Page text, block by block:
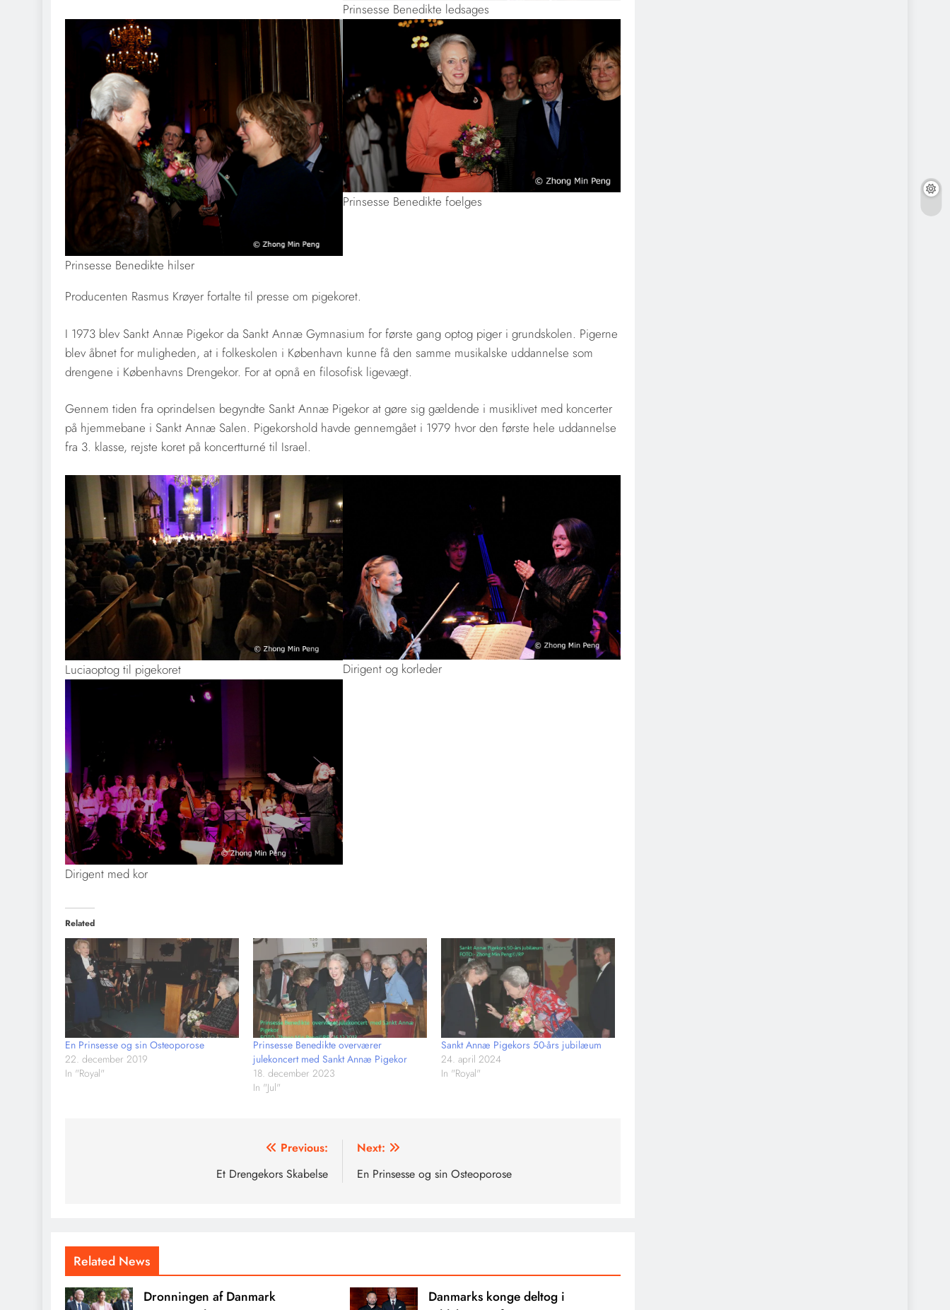
Prinsesse Benedikte ledsages
Prinsesse Benedikte hilser
Prinsesse Benedikte foelges
Producenten Rasmus Krøyer fortalte til presse om pigekoret.
I 1973 blev Sankt Annæ Pigekor da Sankt Annæ Gymnasium for første gang optog piger i grundskolen. Pigerne
blev åbnet for muligheden, at i folkeskolen i København kunne få den samme musikalske uddannelse som
drengene i Københavns Drengekor. For at opnå en filosofisk ligevægt.
Gennem tiden fra oprindelsen begyndte Sankt Annæ Pigekor at gøre sig gældende i musiklivet med koncerter
på hjemmebane i Sankt Annæ Salen. Pigekorshold havde gennemgået i 1979 hvor den første hele uddannelse
fra 3. klasse, rejste koret på koncertturné til Israel.
Luciaoptog til pigekoret Dirigent og korleder
Dirigent med kor
Related
En Prinsesse og sin Osteoporose
22. december 2019
In "Royal"
Prinsesse Benedikte overværer
julekoncert med Sankt Annæ Pigekor
18. december 2023
In "Jul"
Sankt Annæ Pigekors 50-års jubilæum
24. april 2024
In "Royal"
Previous:
Et Drengekors Skabelse
Next:
En Prinsesse og sin Osteoporose
Related News
Dronningen af Danmark
Danmarks konge deltog i